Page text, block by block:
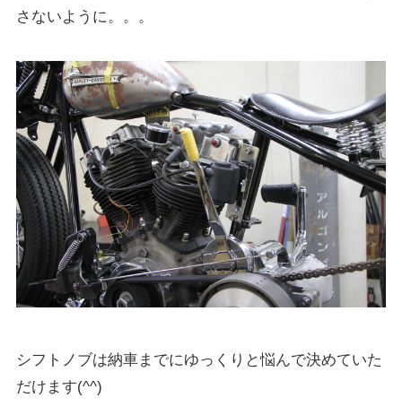
さないように。。。
シフトノブは納車までにゆっくりと悩んで決めていた
だけます(^^)